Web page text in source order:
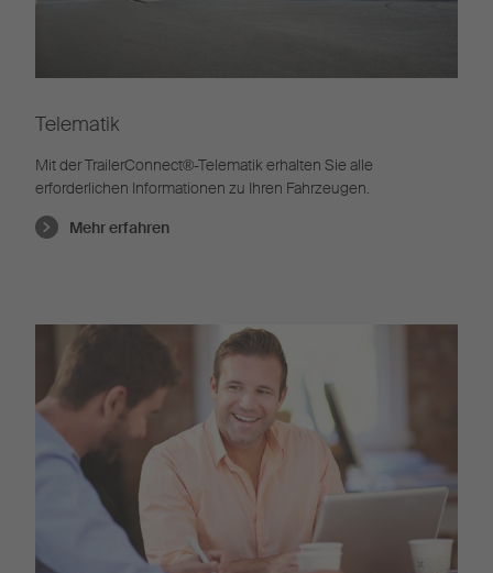
Telematik
Mit der TrailerConnect®-Telematik erhalten Sie alle
erforderlichen Informationen zu Ihren Fahrzeugen.
Mehr erfahren